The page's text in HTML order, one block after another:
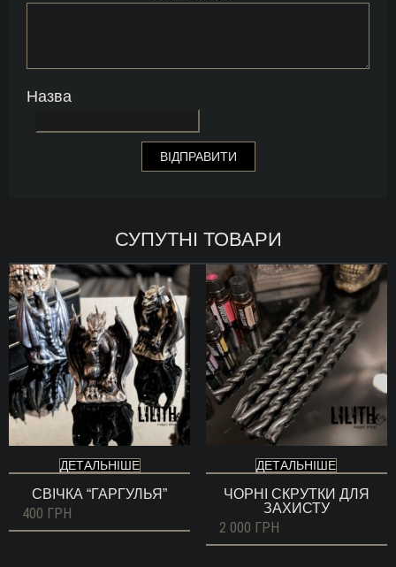
Назва
СУПУТНІ ТОВАРИ
ДЕТАЛЬНІШЕ
СВІЧКА “ГАРГУЛЬЯ”
400 ГРН
ДЕТАЛЬНІШЕ
ЧОРНІ СКРУТКИ ДЛЯ
ЗАХИСТУ
2 000 ГРН